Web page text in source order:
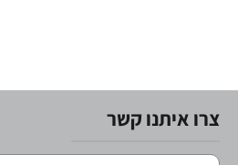
צרו איתנו קשר